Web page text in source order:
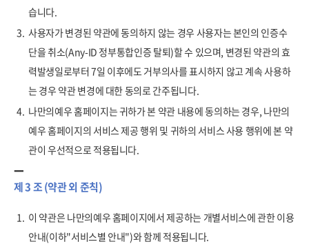
습니다.
3. 사용자가 변경된 약관에 동의하지 않는 경우 사용자는 본인의 인증수
단을 취소(Any-ID 정부통합인증 탈퇴)할 수 있으며, 변경된 약관의 효
력발생일로부터 7일 이후에도 거부의사를 표시하지 않고 계속 사용하
는 경우 약관 변경에 대한 동의로 간주됩니다.
4. 나만의예우 홈페이지는 귀하가 본 약관 내용에 동의하는 경우, 나만의
예우 홈페이지의 서비스 제공 행위 및 귀하의 서비스 사용 행위에 본 약
관이 우선적으로 적용됩니다.
제 3 조 (약관 외 준칙)
1. 이 약관은 나만의예우 홈페이지에서 제공하는 개별서비스에 관한 이용
안내(이하"서비스별 안내")와 함께 적용됩니다.